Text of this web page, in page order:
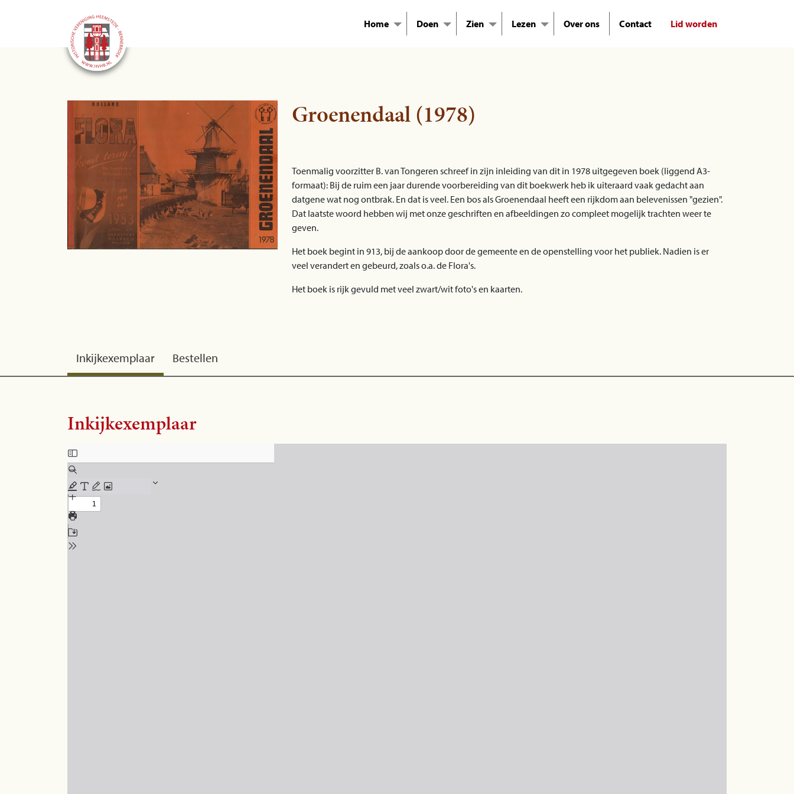
Home Doen Zien Lezen Over ons Contact Lid worden
Groenendaal (1978)
Toenmalig voorzitter B. van Tongeren schreef in zijn inleiding van dit in 1978 uitgegeven boek (liggend A3-
formaat): Bij de ruim een jaar durende voorbereiding van dit boekwerk heb ik uiteraard vaak gedacht aan
datgene wat nog ontbrak. En dat is veel. Een bos als Groenendaal heeft een rijkdom aan belevenissen "gezien".
Dat laatste woord hebben wij met onze geschriften en afbeeldingen zo compleet mogelijk trachten weer te
geven.
Het boek begint in 913, bij de aankoop door de gemeente en de openstelling voor het publiek. Nadien is er
veel verandert en gebeurd, zoals o.a. de Flora's.
Het boek is rijk gevuld met veel zwart/wit foto's en kaarten.
Inkijkexemplaar Bestellen
Inkijkexemplaar
Skip to PDF content